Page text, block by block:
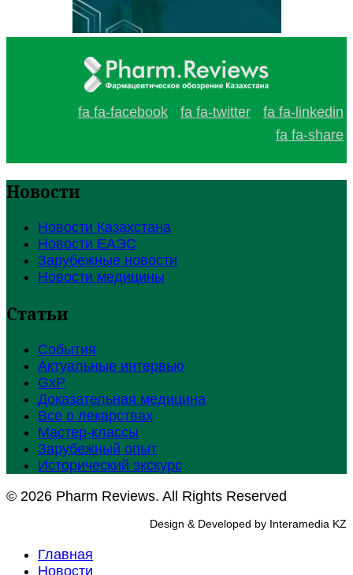
fa fa-facebook fa fa-twitter
fa fa-linkedin
fa fa-share
Новости
Новости Казахстана
Новости ЕАЭС
Зарубежные новости
Новости медицины
Статьи
События
Актуальные интервью
GxP
Доказательная медицина
Все о лекарствах
Мастер-классы
Зарубежный опыт
Исторический экскурс
© 2026 Pharm Reviews. All Rights Reserved
Design & Developed by Interamedia KZ
Главная
Новости